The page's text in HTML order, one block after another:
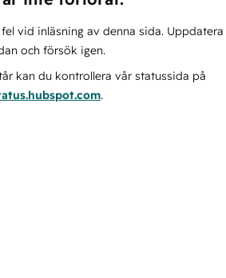
vid inläsning av denna sida. Uppdatera
och försök igen.
kan du kontrollera vår statussida på
.